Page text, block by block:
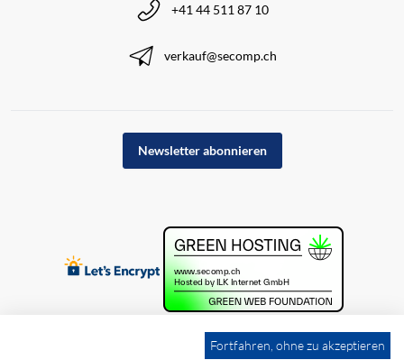
+41 44 511 87 10
verkauf@secomp.ch
Newsletter abonnieren
Fortfahren, ohne zu akzeptieren